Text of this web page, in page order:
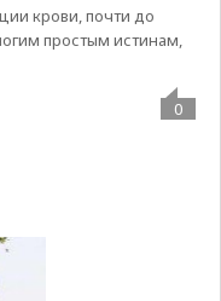
крови, почти до
простым истинам,
0